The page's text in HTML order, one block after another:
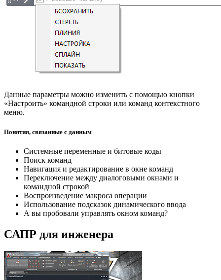
Данные параметры можно изменить с помощью кнопки
«Настроить» командной строки или команд контекстного
меню.
Понятия, связанные с данным
Системные переменные и битовые коды
Поиск команд
Навигация и редактирование в окне команд
Переключение между диалоговыми окнами и
командной строкой
Воспроизведение макроса операции
Использование подсказок динамического ввода
А вы пробовали управлять окном команд?
САПР для инженера